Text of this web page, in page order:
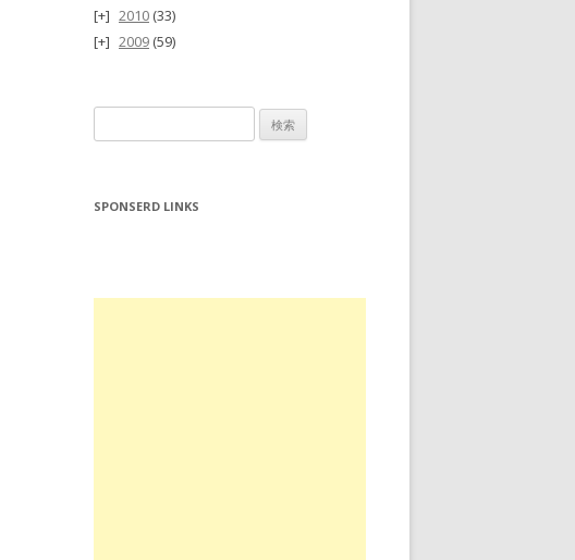
2010 (33)
2009 (59)
索:
SPONSERD LINKS